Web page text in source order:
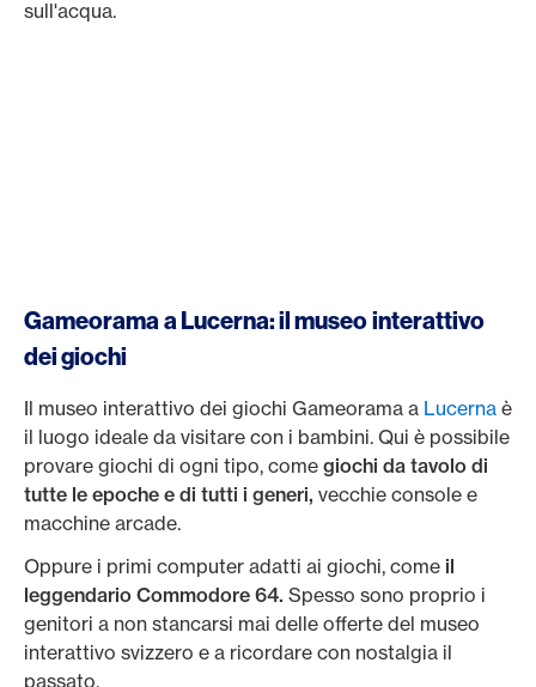
sull'acqua.
Gameorama a Lucerna: il museo interattivo
dei giochi
Il museo interattivo dei giochi Gameorama a Lucerna è
il luogo ideale da visitare con i bambini. Qui è possibile
provare giochi di ogni tipo, come giochi da tavolo di
tutte le epoche e di tutti i generi, vecchie console e
macchine arcade.
Oppure i primi computer adatti ai giochi, come il
leggendario Commodore 64. Spesso sono proprio i
genitori a non stancarsi mai delle offerte del museo
interattivo svizzero e a ricordare con nostalgia il
passato.